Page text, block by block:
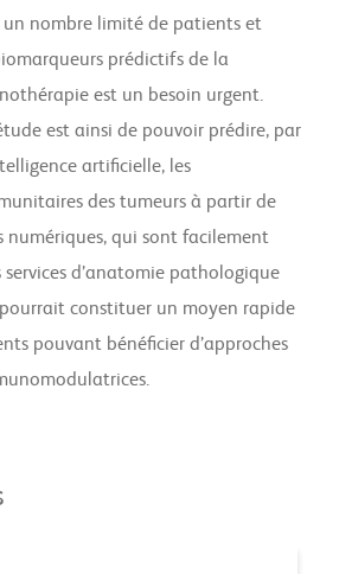
un nombre limité de patients et
prédictifs de la
est un besoin urgent.
est ainsi de pouvoir prédire, par
artificielle, les
des tumeurs à partir de
numériques, qui sont facilement
services d’anatomie pathologique
constituer un moyen rapide
pouvant bénéficier d’approches